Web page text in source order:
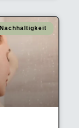
Nachhaltigkeit